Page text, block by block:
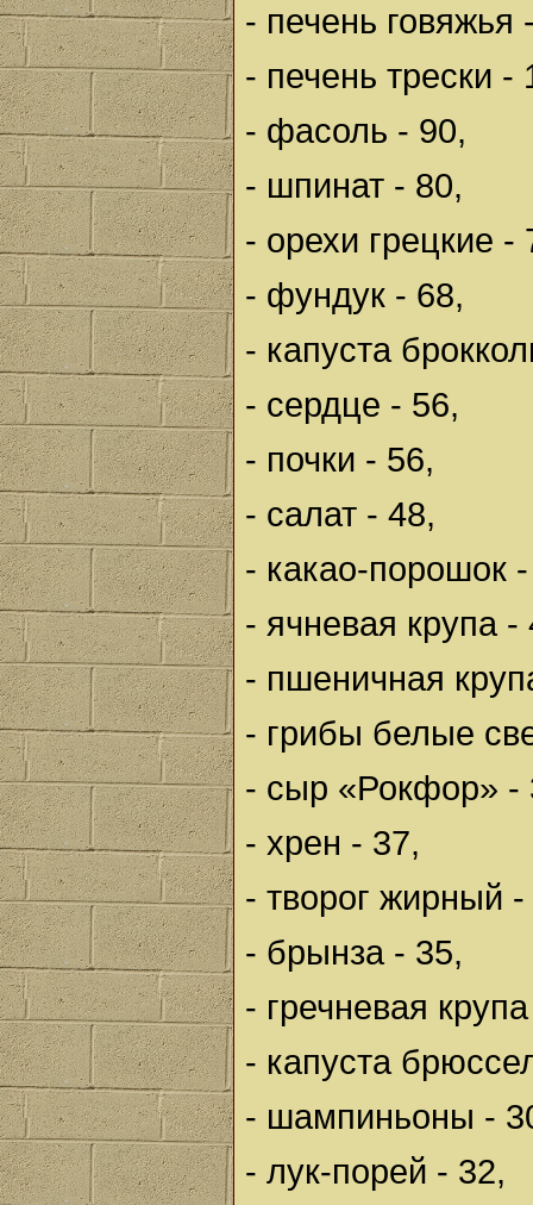
- печень говяжья
- печень трески -
- фасоль - 90,
- шпинат - 80,
- орехи грецкие -
- фундук - 68,
- капуста
- сердце - 56,
- почки - 56,
- салат - 48,
- какао-порошок
- ячневая крупа -
- пшеничная
- грибы белые
- сыр «Рокфор» -
- хрен - 37,
- творог жирный -
- брынза - 35,
- гречневая
- капуста
- шампиньоны -
- лук-порей - 32,